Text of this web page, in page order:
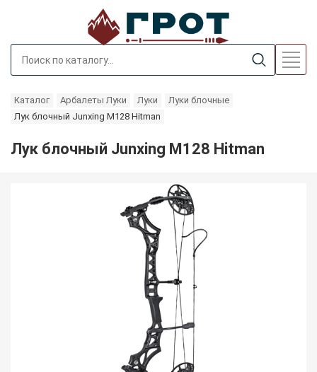
Каталог Арбалеты Луки Луки
Луки блочные
Лук блочный Junxing M128 Hitman
Лук блочный Junxing M128 Hitman